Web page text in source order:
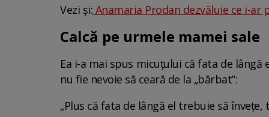
Vezi și: Anamaria Prodan dezvăluie ce i-
Calcă pe urmele mamei sale
Ea i-a mai spus micuțului că fata de
nu fie nevoie să ceară de la „bărbat”:
„Plus că fata de lângă el trebuie să